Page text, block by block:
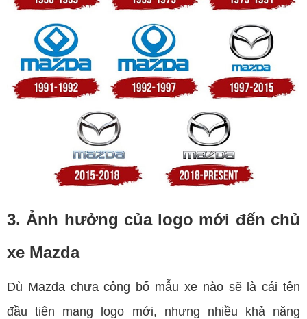
3. Ảnh hưởng của logo mới đến chủ
xe Mazda
Dù Mazda chưa công bố mẫu xe nào sẽ là cái tên
đầu tiên mang logo mới, nhưng nhiều khả năng